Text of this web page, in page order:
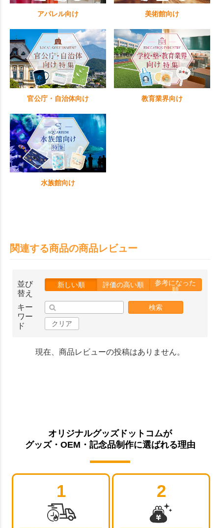
アパレル向け 美術館向け
官公庁・自治体向け 教育業界向け
水族館向け
関連する商品の商品レビュー
並び
替え
新しい順 評価の高い順
参考になった
順
キー
ワー
ド
検索
クリア
現在、商品レビューの投稿はありません。
オリジナルグッズドットコムが
グッズ・OEM・記念品制作に選ばれる理由
1 2